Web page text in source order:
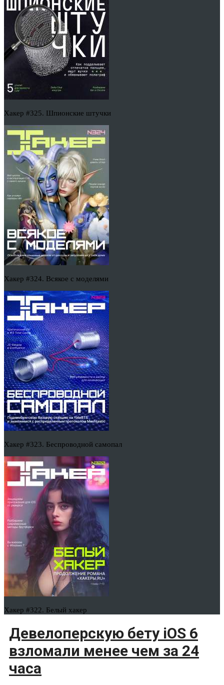
Хакер #325. Шпионские штучки
Хакер #324. Всякое с моделями
Хакер #323. Беспроводной самопал
Хакер #322. Белый хакер
Девелоперскую бету iOS 6
взломали менее чем за 24
часа